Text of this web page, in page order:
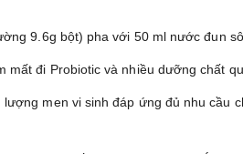
9.6g bột) pha với 50 ml nước đun
đi Probiotic và nhiều dưỡng chất
men vi sinh đáp ứng đủ nhu